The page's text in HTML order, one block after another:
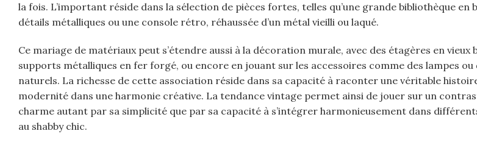
la fois. L’important réside dans la sélection de pièces fortes, telles qu’une grande bibliothèque en
détails métalliques ou une console rétro, réhaussée d’un métal vieilli ou laqué.
Ce mariage de matériaux peut s’étendre aussi à la décoration murale, avec des étagères en vieux
supports métalliques en fer forgé, ou encore en jouant sur les accessoires comme des lampes
naturels. La richesse de cette association réside dans sa capacité à raconter une véritable
modernité dans une harmonie créative. La tendance vintage permet ainsi de jouer sur un
charme autant par sa simplicité que par sa capacité à s’intégrer harmonieusement dans
au shabby chic.